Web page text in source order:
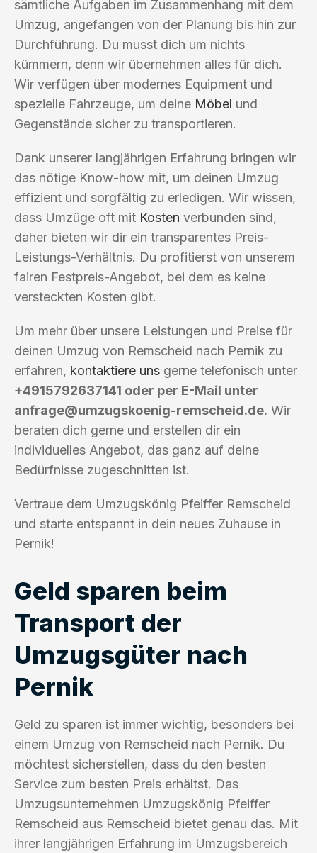
sämtliche Aufgaben im Zusammenhang mit dem
Umzug, angefangen von der Planung bis hin zur
Durchführung. Du musst dich um nichts
kümmern, denn wir übernehmen alles für dich.
Wir verfügen über modernes Equipment und
spezielle Fahrzeuge, um deine Möbel und
Gegenstände sicher zu transportieren.
Dank unserer langjährigen Erfahrung bringen wir
das nötige Know-how mit, um deinen Umzug
effizient und sorgfältig zu erledigen. Wir wissen,
dass Umzüge oft mit Kosten verbunden sind,
daher bieten wir dir ein transparentes Preis-
Leistungs-Verhältnis. Du profitierst von unserem
fairen Festpreis-Angebot, bei dem es keine
versteckten Kosten gibt.
Um mehr über unsere Leistungen und Preise für
deinen Umzug von Remscheid nach Pernik zu
erfahren, kontaktiere uns gerne telefonisch unter
+4915792637141 oder per E-Mail unter
anfrage@umzugskoenig-remscheid.de. Wir
beraten dich gerne und erstellen dir ein
individuelles Angebot, das ganz auf deine
Bedürfnisse zugeschnitten ist.
Vertraue dem Umzugskönig Pfeiffer Remscheid
und starte entspannt in dein neues Zuhause in
Pernik!
Geld sparen beim
Transport der
Umzugsgüter nach
Pernik
Geld zu sparen ist immer wichtig, besonders bei
einem Umzug von Remscheid nach Pernik. Du
möchtest sicherstellen, dass du den besten
Service zum besten Preis erhältst. Das
Umzugsunternehmen Umzugskönig Pfeiffer
Remscheid aus Remscheid bietet genau das. Mit
ihrer langjährigen Erfahrung im Umzugsbereich